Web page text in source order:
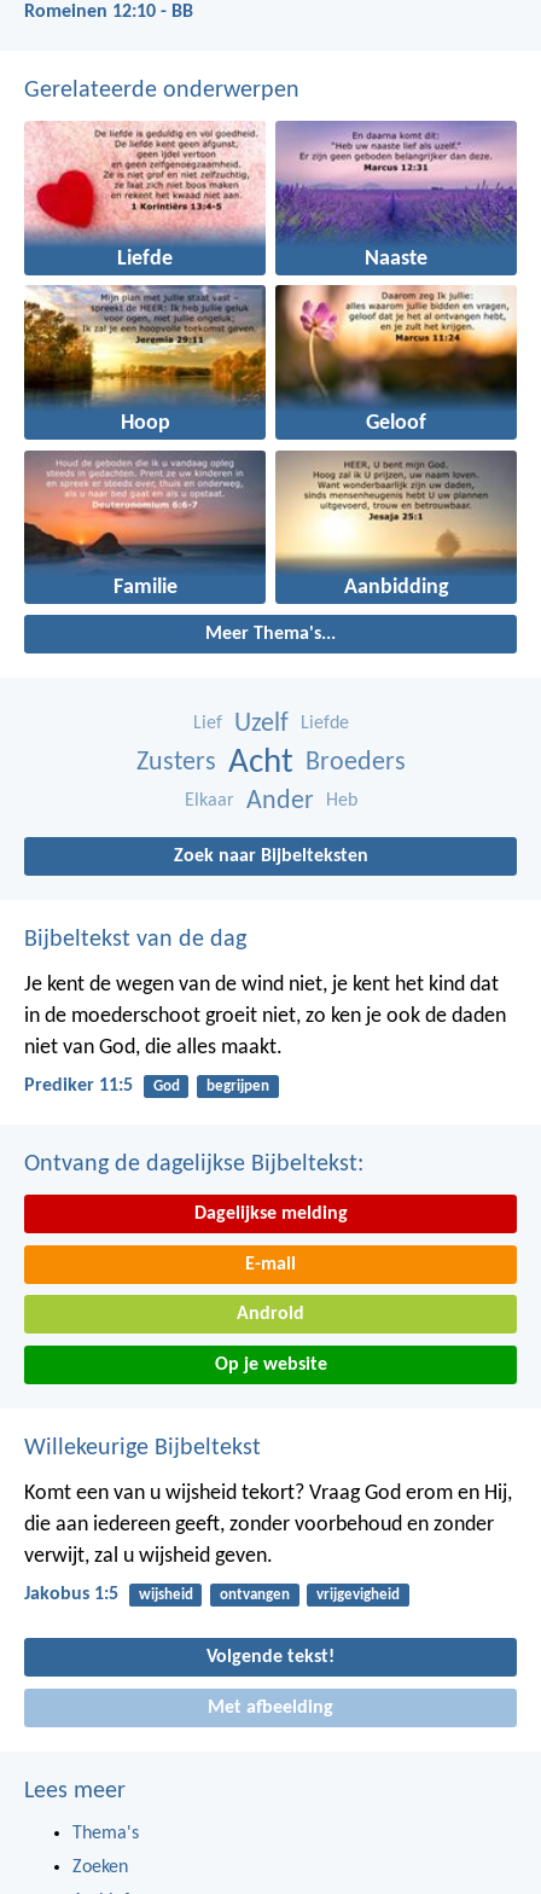
Romeinen 12:10 - BB
Gerelateerde onderwerpen
Liefde Naaste
Hoop Geloof
Familie Aanbidding
Meer Thema's...
Lief Uzelf Liefde
Zusters Acht Broeders
Elkaar Ander Heb
Zoek naar Bijbelteksten
Bijbeltekst van de dag
Je kent de wegen van de wind niet, je kent het kind dat
in de moederschoot groeit niet, zo ken je ook de daden
niet van God, die alles maakt.
Prediker 11:5 God begrijpen
Ontvang de dagelijkse Bijbeltekst:
Dagelijkse melding
E-mail
Android
Op je website
Willekeurige Bijbeltekst
Komt een van u wijsheid tekort? Vraag God erom en Hij,
die aan iedereen geeft, zonder voorbehoud en zonder
verwijt, zal u wijsheid geven.
Jakobus 1:5 wijsheid ontvangen vrijgevigheid
Volgende tekst!
Met afbeelding
Lees meer
Thema's
Zoeken